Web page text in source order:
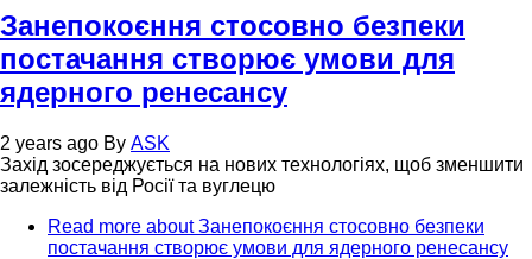
Занепокоєння стосовно безпеки
постачання створює умови для
ядерного ренесансу
2 years ago By ASK
Захід зосереджується на нових технологіях, щоб зменшити
залежність від Росії та вуглецю
Read more about Занепокоєння стосовно безпеки
постачання створює умови для ядерного ренесансу